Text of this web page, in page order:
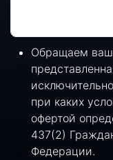
Обращаем
при каких
офертой
437(2)
Федерации.